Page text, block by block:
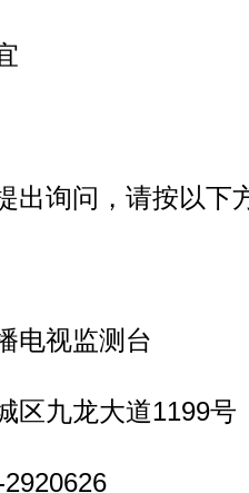
询问，请按以下
视监测台
九龙大道1199号